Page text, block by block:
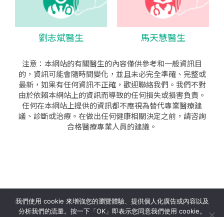
劉志斌醫生 馬天慧醫生
注意：本網站的有關醫生的內容僅供參考和一般資訊目
的，資訊可能會隨時間變化，並且未必完全準確、完整或
最新，如果有任何資訊不正確，歡迎聯絡我們。我們不對
由於依賴本網站上的資訊而導致的任何損失或損害負責。
任何在本網站上提供的資訊都不應視為替代專業醫療建
議、診斷或治療。在做出任何健康相關決定之前，請咨詢
合格醫療專業人員的建議。
seo公司|sem公司|網頁設計|網頁設計公司by isualsense
我們使用 cookie 來增強您的瀏覽體驗、提供個人化廣告或內容以及
分析我們的流量。按一下「OK」即表示您同意我們使用 cookie。